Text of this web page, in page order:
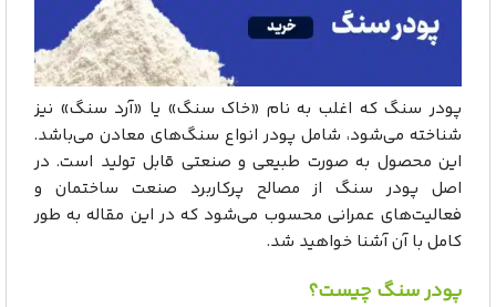
پودر سنگ که اغلب به نام «خاک سنگ» یا «آرد سنگ» نیز
شناخته می‌شود، شامل پودر انواع سنگ‌های معادن می‌باشد.
این محصول به صورت طبیعی و صنعتی قابل تولید است. در
اصل پودر سنگ از مصالح پرکاربرد صنعت ساختمان و
فعالیت‌های عمرانی محسوب می‌شود که در این مقاله به طور
کامل با آن آشنا خواهید شد.
پودر سنگ چیست؟